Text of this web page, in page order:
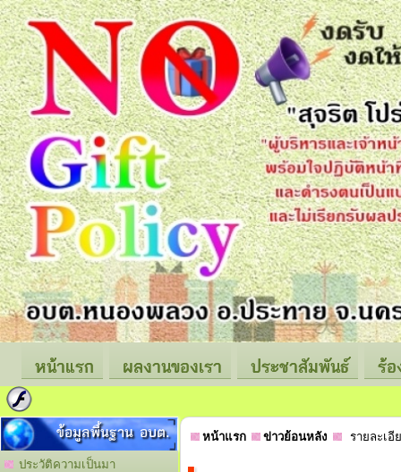
หน้าแรก ผลงานของเรา ประชาสัมพันธ์ ร้
ข้อมูลพื้นฐาน อบต.
ประวัติความเป็นมา
หน้าแรก ข่าวย้อนหลัง รายละเ